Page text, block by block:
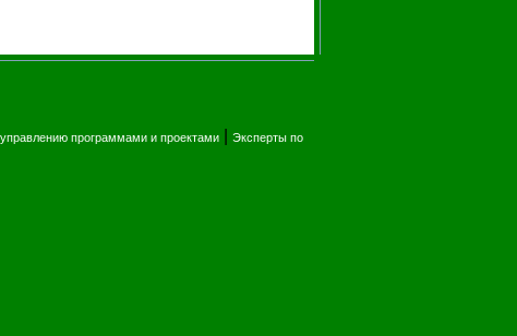
программами и проектами
Эксперты по